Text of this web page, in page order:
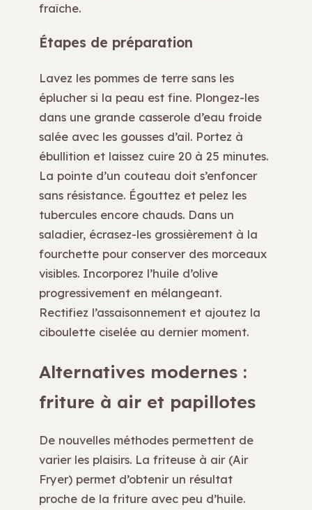
fraîche.
Étapes de préparation
Lavez les pommes de terre sans les
éplucher si la peau est fine. Plongez-les
dans une grande casserole d’eau froide
salée avec les gousses d’ail. Portez à
ébullition et laissez cuire 20 à 25 minutes.
La pointe d’un couteau doit s’enfoncer
sans résistance. Égouttez et pelez les
tubercules encore chauds. Dans un
saladier, écrasez-les grossièrement à la
fourchette pour conserver des morceaux
visibles. Incorporez l’huile d’olive
progressivement en mélangeant.
Rectifiez l’assaisonnement et ajoutez la
ciboulette ciselée au dernier moment.
Alternatives modernes :
friture à air et papillotes
De nouvelles méthodes permettent de
varier les plaisirs. La friteuse à air (Air
Fryer) permet d’obtenir un résultat
proche de la friture avec peu d’huile.